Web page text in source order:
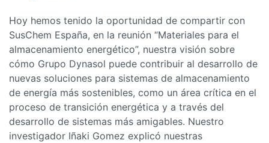
Hoy hemos tenido la oportunidad de compartir con
SusChem España, en la reunión “Materiales para el
almacenamiento energético”, nuestra visión sobre
cómo Grupo Dynasol puede contribuir al desarrollo de
nuevas soluciones para sistemas de almacenamiento
de energía más sostenibles, como un área crítica en el
proceso de transición energética y a través del
desarrollo de sistemas más amigables. Nuestro
investigador Iñaki Gomez explicó nuestras